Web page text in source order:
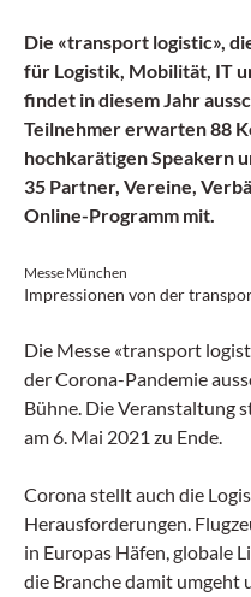
Die «transport logistic»,
für Logistik, Mobilität, IT
findet in diesem Jahr
Teilnehmer erwarten 88
hochkarätigen Speakern
35 Partner, Vereine,
Online-Programm mit.
Messe München
Impressionen von der
Die Messe «transport
der Corona-Pandemie
Bühne. Die Veranstaltung
am 6. Mai 2021 zu Ende.
Corona stellt auch die
Herausforderungen.
in Europas Häfen, globale
die Branche damit umgeht